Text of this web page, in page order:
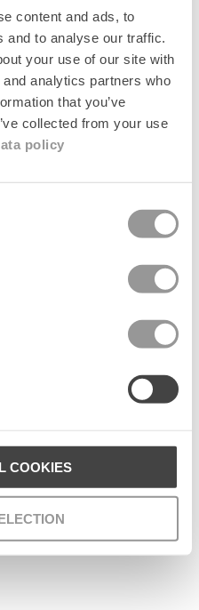
content and ads, to
to analyse our traffic.
your use of our site with
analytics partners who
that you’ve
collected from your use
policy
COOKIES
News